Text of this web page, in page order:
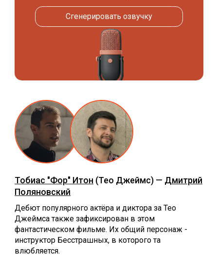
Сгенерировать озвучку
Тобиас "Фор" Итон (Тео Джеймс) — Дмитрий
Поляновский
Дебют популярного актёра и диктора за Тео
Джеймса также зафиксирован в этом
фантастическом фильме. Их общий персонаж -
инструктор Бесстрашных, в которого та
влюбляется.